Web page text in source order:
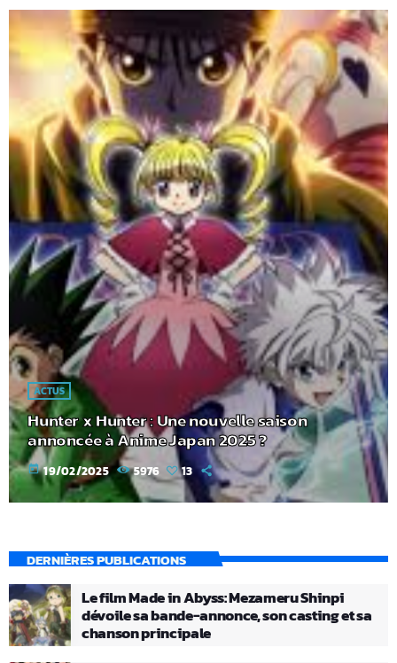
ACTUS
Hunter x Hunter : Une nouvelle saison
annoncée à Anime Japan 2025 ?
today 19/02/2025 5976 13
DERNIÈRES PUBLICATIONS
Le film Made in Abyss: Mezameru Shinpi
dévoile sa bande-annonce, son casting et sa
chanson principale